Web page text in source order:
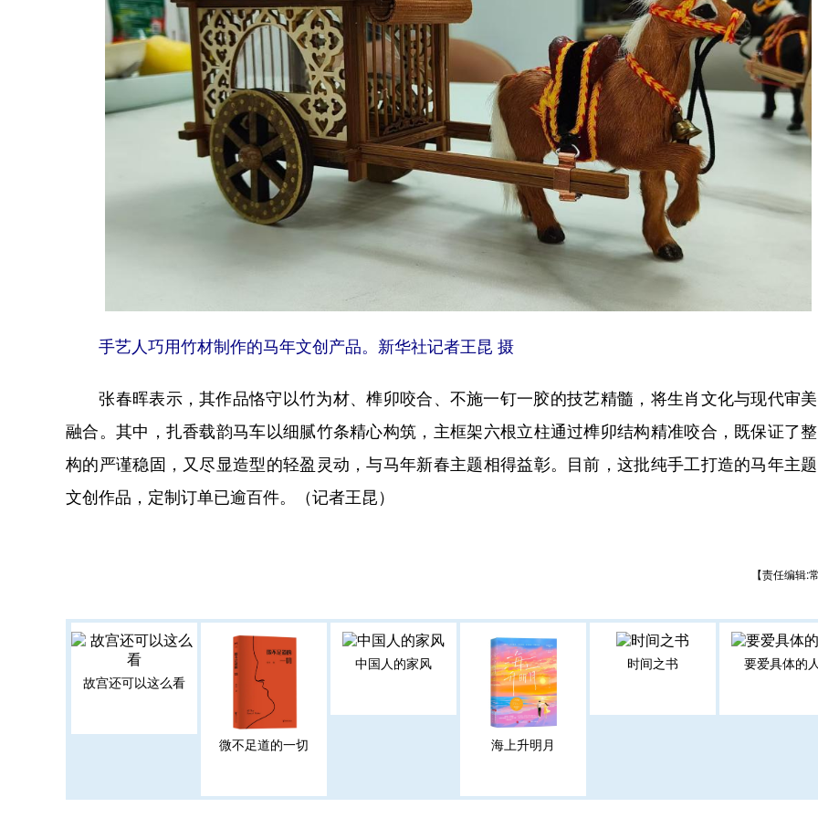
手艺人巧用竹材制作的马年文创产品。新华社记者王昆 摄
张春晖表示，其作品恪守以竹为材、榫卯咬合、不施一钉一胶的技艺精髓，将生肖文化与现代审
融合。其中，扎香载韵马车以细腻竹条精心构筑，主框架六根立柱通过榫卯结构精准咬合，既保证了
构的严谨稳固，又尽显造型的轻盈灵动，与马年新春主题相得益彰。目前，这批纯手工打造的马年主
文创作品，定制订单已逾百件。（记者王昆）
【责任编辑:
故宫还可以这么看
微不足道的一切
中国人的家风
海上升明月
时间之书 要爱具体的